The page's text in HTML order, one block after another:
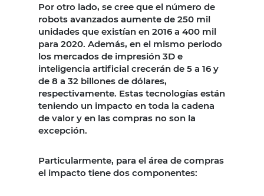
Por otro lado, se cree que el número de
robots avanzados aumente de 250 mil
unidades que existían en 2016 a 400 mil
para 2020. Además, en el mismo periodo
los mercados de impresión 3D e
inteligencia artificial crecerán de 5 a 16 y
de 8 a 32 billones de dólares,
respectivamente. Estas tecnologías están
teniendo un impacto en toda la cadena
de valor y en las compras no son la
excepción.
Particularmente, para el área de compras
el impacto tiene dos componentes: